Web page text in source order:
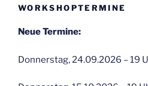
WORKSHOPTERMINE
Neue Termine:
Donnerstag, 24.09.2026 – 19